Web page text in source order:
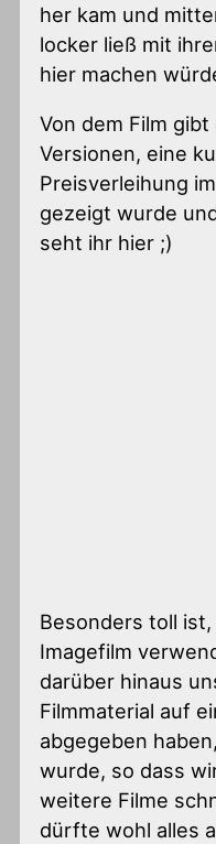
her kam und
locker ließ mit
hier machen
Von dem Film
Versionen, eine
Preisverleihung
gezeigt wurde
seht ihr hier ;)
Besonders toll
Imagefilm
darüber hinaus
Filmmaterial auf
abgegeben
wurde, so dass
weitere Filme
dürfte wohl alles